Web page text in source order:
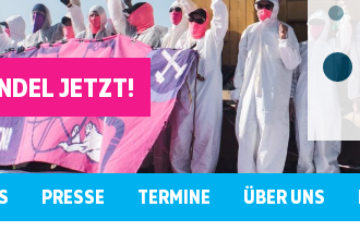
JETZT!
PRESSE TERMINE ÜBER UNS